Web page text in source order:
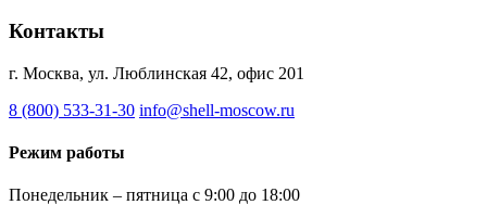
Контакты
г. Москва, ул. Люблинская 42, офис 201
8 (800) 533-31-30 info@shell-moscow.ru
Режим работы
Понедельник – пятница с 9:00 до 18:00